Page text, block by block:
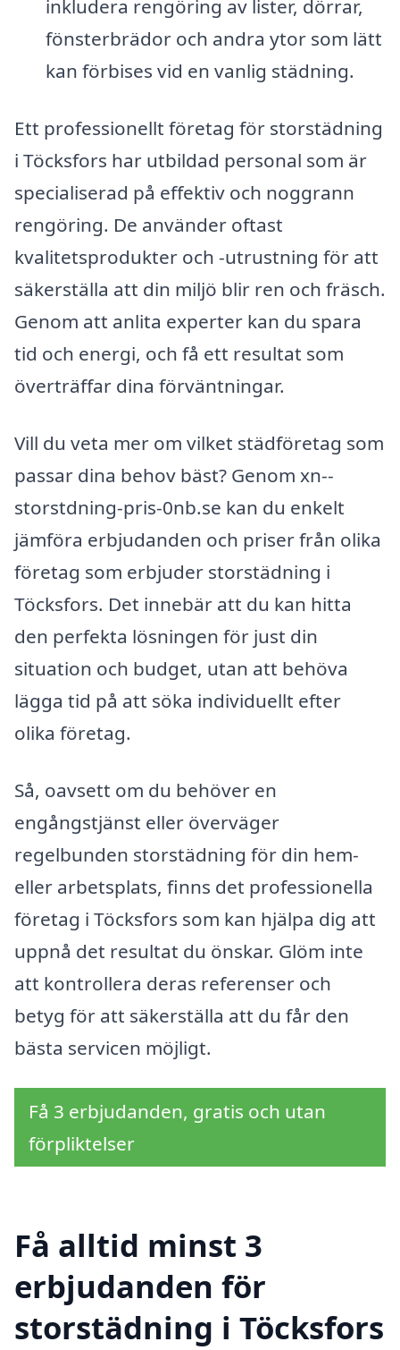
inkludera rengöring av lister, dörrar,
fönsterbrädor och andra ytor som lätt
kan förbises vid en vanlig städning.
Ett professionellt företag för storstädning
i Töcksfors har utbildad personal som är
specialiserad på effektiv och noggrann
rengöring. De använder oftast
kvalitetsprodukter och -utrustning för att
säkerställa att din miljö blir ren och fräsch.
Genom att anlita experter kan du spara
tid och energi, och få ett resultat som
överträffar dina förväntningar.
Vill du veta mer om vilket städföretag som
passar dina behov bäst? Genom xn--
storstdning-pris-0nb.se kan du enkelt
jämföra erbjudanden och priser från olika
företag som erbjuder storstädning i
Töcksfors. Det innebär att du kan hitta
den perfekta lösningen för just din
situation och budget, utan att behöva
lägga tid på att söka individuellt efter
olika företag.
Så, oavsett om du behöver en
engångstjänst eller överväger
regelbunden storstädning för din hem-
eller arbetsplats, finns det professionella
företag i Töcksfors som kan hjälpa dig att
uppnå det resultat du önskar. Glöm inte
att kontrollera deras referenser och
betyg för att säkerställa att du får den
bästa servicen möjligt.
Få 3 erbjudanden, gratis och utan
förpliktelser
Få alltid minst 3
erbjudanden för
storstädning i Töcksfors